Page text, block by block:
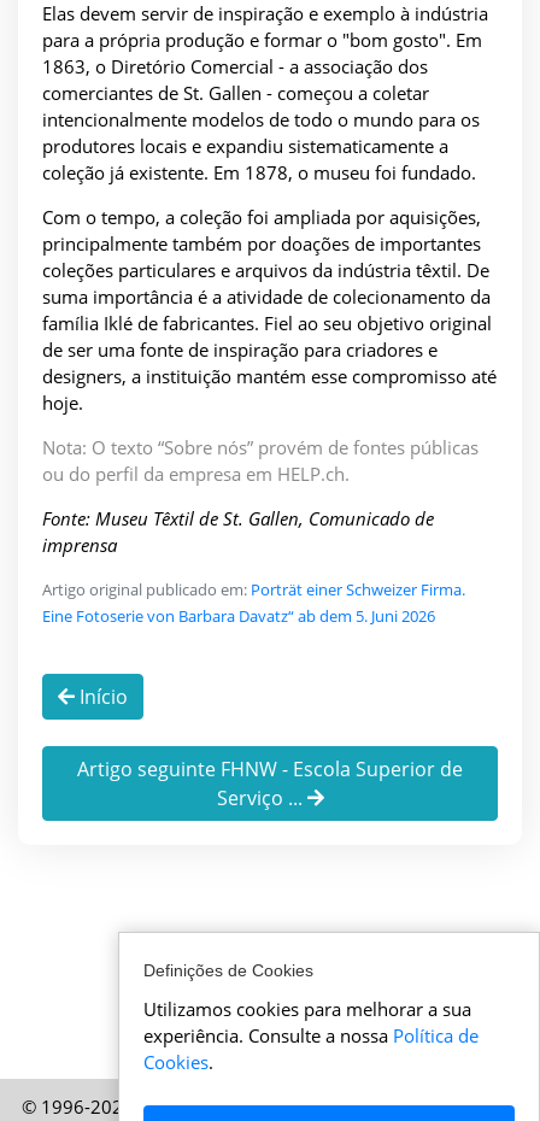
Elas devem servir de inspiração e exemplo à indústria
para a própria produção e formar o "bom gosto". Em
1863, o Diretório Comercial - a associação dos
comerciantes de St. Gallen - começou a coletar
intencionalmente modelos de todo o mundo para os
produtores locais e expandiu sistematicamente a
coleção já existente. Em 1878, o museu foi fundado.
Com o tempo, a coleção foi ampliada por aquisições,
principalmente também por doações de importantes
coleções particulares e arquivos da indústria têxtil. De
suma importância é a atividade de colecionamento da
família Iklé de fabricantes. Fiel ao seu objetivo original
de ser uma fonte de inspiração para criadores e
designers, a instituição mantém esse compromisso até
hoje.
Nota: O texto “Sobre nós” provém de fontes públicas
ou do perfil da empresa em HELP.ch.
Fonte: Museu Têxtil de St. Gallen, Comunicado de
imprensa
Artigo original publicado em: Porträt einer Schweizer Firma.
Eine Fotoserie von Barbara Davatz“ ab dem 5. Juni 2026
Início
Artigo seguinte FHNW - Escola Superior de
Serviço ...
© 1996-2026 AtualidadeSuica.pt – Uma publicação da HELP
Definições de Cookies
Utilizamos cookies para melhorar a sua
experiência. Consulte a nossa Política de
Cookies.